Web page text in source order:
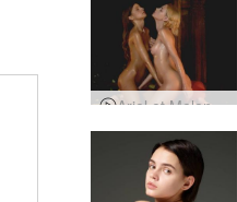
Ariel et Melena Maria Harem